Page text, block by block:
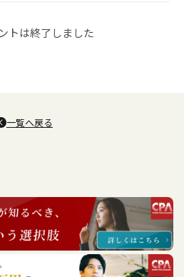
トは終了しました
一覧へ戻る